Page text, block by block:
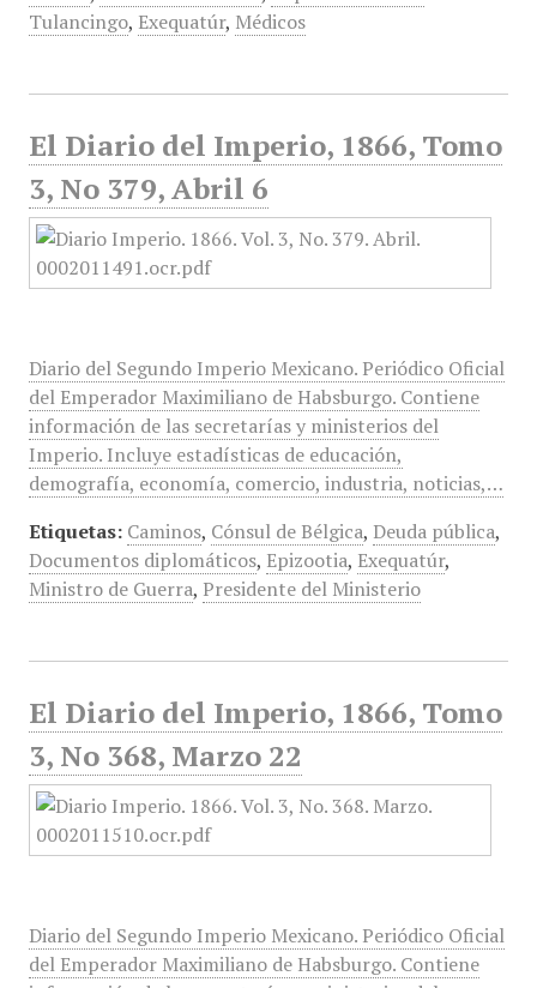
Tulancingo, Exequatúr, Médicos
El Diario del Imperio, 1866, Tomo
3, No 379, Abril 6
Diario del Segundo Imperio Mexicano. Periódico Oficial
del Emperador Maximiliano de Habsburgo. Contiene
información de las secretarías y ministerios del
Imperio. Incluye estadísticas de educación,
demografía, economía, comercio, industria, noticias,…
Etiquetas: Caminos, Cónsul de Bélgica, Deuda pública,
Documentos diplomáticos, Epizootia, Exequatúr,
Ministro de Guerra, Presidente del Ministerio
El Diario del Imperio, 1866, Tomo
3, No 368, Marzo 22
Diario del Segundo Imperio Mexicano. Periódico Oficial
del Emperador Maximiliano de Habsburgo. Contiene